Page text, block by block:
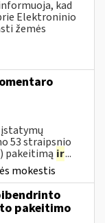
kad
Elektroninio
žemės
įstatymų
53 straipsnio
pakeitimą ir...
mokestis
pakeitimo